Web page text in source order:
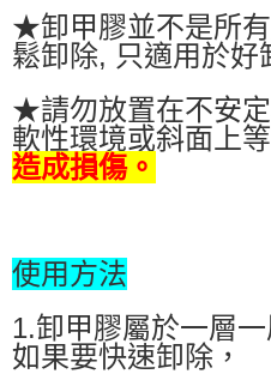
★卸甲膠並不是所
鬆卸除, 只適用於好
★請勿放置在不安
軟性環境或斜面上等
造成損傷。
使用方法
1.卸甲膠屬於一層
如果要快速卸除，